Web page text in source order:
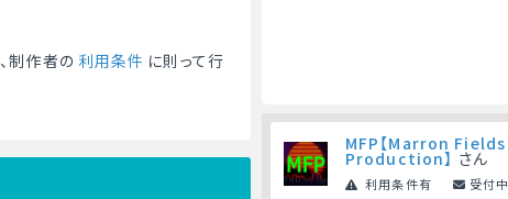
、制作者の 利用条件 に則って行
MFP【Marron Fields
Production】 さん
利用条件有 受付中